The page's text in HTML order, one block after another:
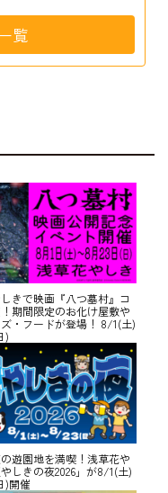
覧
きで映画『八つ墓村』コ
期間限定のお化け屋敷や
・フードが登場！ 8/1(土)
)
遊園地を満喫！浅草花や
しきの夜2026」が8/1(土)
)開催